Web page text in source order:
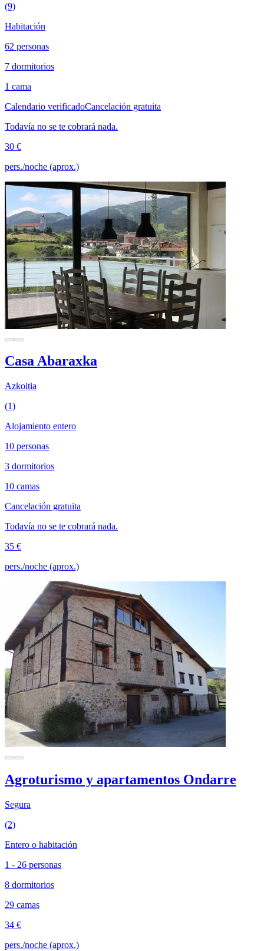
(9)
Habitación
62 personas
7 dormitorios
1 cama
Calendario verificadoCancelación gratuita
Todavía no se te cobrará nada.
30 €
pers./noche (aprox.)
Casa Abaraxka
Azkoitia
(1)
Alojamiento entero
10 personas
3 dormitorios
10 camas
Cancelación gratuita
Todavía no se te cobrará nada.
35 €
pers./noche (aprox.)
Agroturismo y apartamentos Ondarre
Segura
(2)
Entero o habitación
1 - 26 personas
8 dormitorios
29 camas
34 €
pers./noche (aprox.)